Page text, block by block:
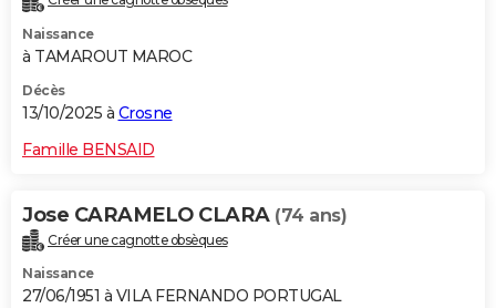
Naissance
à TAMAROUT MAROC
Décès
13/10/2025 à Crosne
Famille BENSAID
Jose CARAMELO CLARA (74 ans)
Créer une cagnotte obsèques
Naissance
27/06/1951 à VILA FERNANDO PORTUGAL